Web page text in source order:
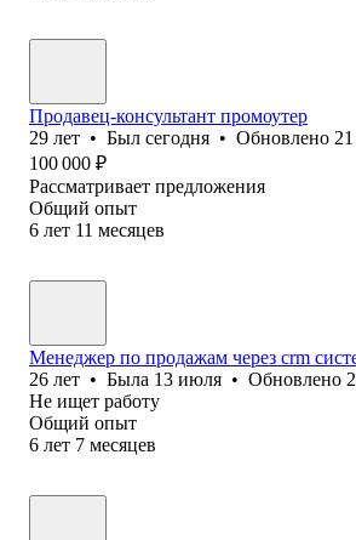
Продавец-консультант промоутер
29 лет • Был сегодня • Обновлено
100 000 ₽
Рассматривает предложения
Общий опыт
6 лет 11 месяцев
Менеджер по продажам через crm
26 лет • Была 13 июля • Обновлено
Не ищет работу
Общий опыт
6 лет 7 месяцев